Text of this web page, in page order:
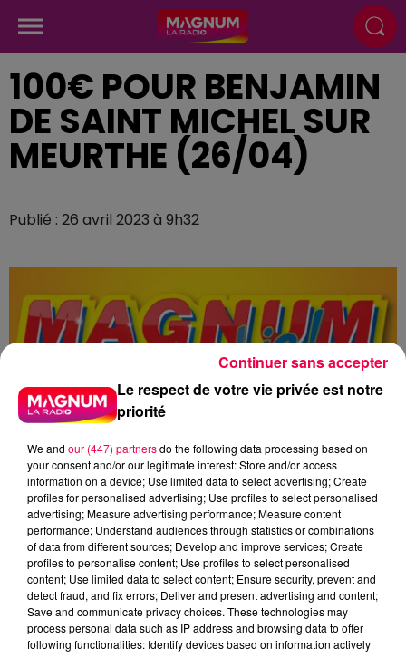
100€ POUR BENJAMIN
DE SAINT MICHEL SUR
MEURTHE (26/04)
Publié : 26 avril 2023 à 9h32
Le respect de votre vie privée est notre
priorité
We and our (447) partnersdo the following data processing based on
your consent and/or our legitimate interest: Store and/or access
information on a device; Use limited data to select advertising; Create
profiles for personalised advertising; Use profiles to select personalised
advertising; Measure advertising performance; Measure content
performance; Understand audiences through statistics or combinations
of data from different sources; Develop and improve services; Create
profiles to personalise content; Use profiles to select personalised
content; Use limited data to select content; Ensure security, prevent and
detect fraud, and fix errors; Deliver and present advertising and content;
Save and communicate privacy choices. These technologies may
process personal data such as IP address and browsing data to offer
following functionalities: Identify devices based on information actively
Continuer sans accepter